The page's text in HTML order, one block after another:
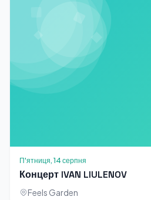
П'ятниця, 14 серпня
Концерт IVAN LIULENOV
Feels Garden